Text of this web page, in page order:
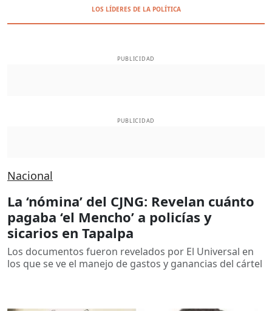
LOS LÍDERES DE LA POLÍTICA
PUBLICIDAD
PUBLICIDAD
Nacional
La ‘nómina’ del CJNG: Revelan cuánto
pagaba ‘el Mencho’ a policías y
sicarios en Tapalpa
Los documentos fueron revelados por El Universal en
los que se ve el manejo de gastos y ganancias del cártel